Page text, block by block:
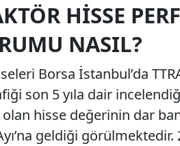
HISSE
NASIL?
Borsa İstanbul’da
son 5 yıla dair
hisse değerinin dar
geldiği görülmektedir.